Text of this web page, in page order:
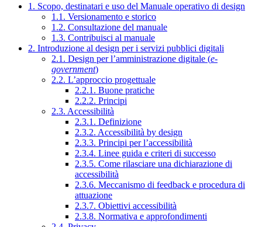
1. Scopo, destinatari e uso del Manuale operativo di design
1.1. Versionamento e storico
1.2. Consultazione del manuale
1.3. Contribuisci al manuale
2. Introduzione al design per i servizi pubblici digitali
2.1. Design per l’amministrazione digitale (e-
government)
2.2. L’approccio progettuale
2.2.1. Buone pratiche
2.2.2. Principi
2.3. Accessibilità
2.3.1. Definizione
2.3.2. Accessibilità by design
2.3.3. Principi per l’accessibilità
2.3.4. Linee guida e criteri di successo
2.3.5. Come rilasciare una dichiarazione di
accessibilità
2.3.6. Meccanismo di feedback e procedura di
attuazione
2.3.7. Obiettivi accessibilità
2.3.8. Normativa e approfondimenti